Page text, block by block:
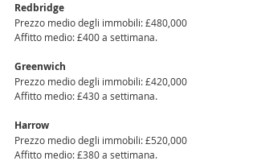
Redbridge
Prezzo medio degli immobili: £480,000
Affitto medio: £400 a settimana.
Greenwich
Prezzo medio degli immobili: £420,000
Affitto medio: £430 a settimana.
Harrow
Prezzo medio degli immobili: £520,000
Affitto medio: £380 a settimana.